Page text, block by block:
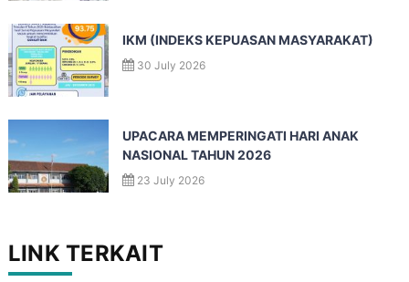
IKM (INDEKS KEPUASAN MASYARAKAT)
30 July 2026
UPACARA MEMPERINGATI HARI ANAK
NASIONAL TAHUN 2026
23 July 2026
LINK TERKAIT